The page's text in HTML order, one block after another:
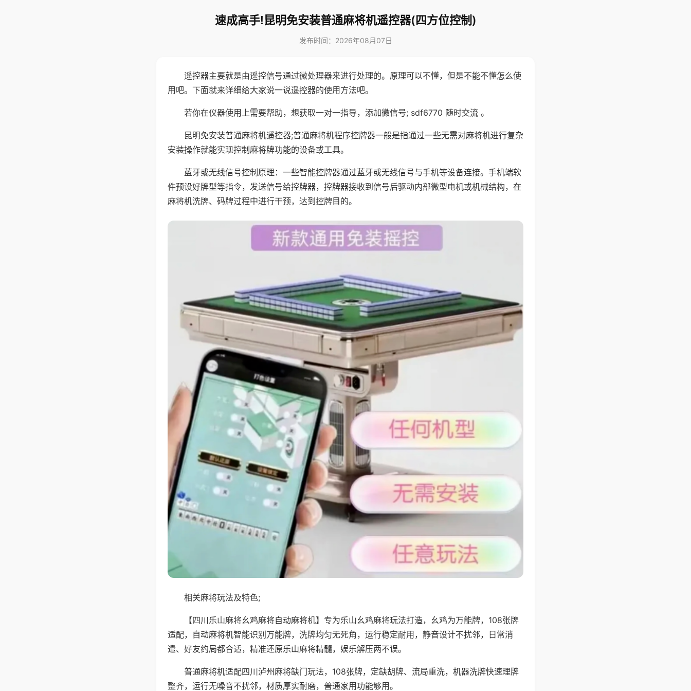
速成高手!昆明免安装普通麻将机遥控器(四方位控制)
发布时间：2026年08月07日
遥控器主要就是由遥控信号通过微处理器来进行处理的。原理可以不懂，但是不能不懂怎么使
用吧。下面就来详细给大家说一说遥控器的使用方法吧。
若你在仪器使用上需要帮助，想获取一对一指导，添加微信号; sdf6770 随时交流 。
昆明免安装普通麻将机遥控器;普通麻将机程序控牌器一般是指通过一些无需对麻将机进行复杂
安装操作就能实现控制麻将牌功能的设备或工具。
蓝牙或无线信号控制原理：一些智能控牌器通过蓝牙或无线信号与手机等设备连接。手机端软
件预设好牌型等指令，发送信号给控牌器，控牌器接收到信号后驱动内部微型电机或机械结构，在
麻将机洗牌、码牌过程中进行干预，达到控牌目的。
相关麻将玩法及特色;
【四川乐山麻将幺鸡麻将自动麻将机】专为乐山幺鸡麻将玩法打造，幺鸡为万能牌，108张牌
适配，自动麻将机智能识别万能牌，洗牌均匀无死角，运行稳定耐用，静音设计不扰邻，日常消
遣、好友约局都合适，精准还原乐山麻将精髓，娱乐解压两不误。
普通麻将机适配四川泸州麻将缺门玩法，108张牌，定缺胡牌、流局重洗，机器洗牌快速理牌
整齐，运行无噪音不扰邻，材质厚实耐磨，普通家用功能够用。